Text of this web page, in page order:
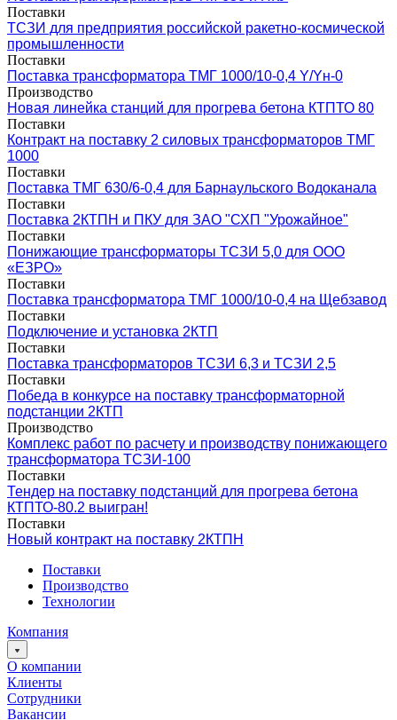
Поставки
ТСЗИ для предприятия российской ракетно-космической
промышленности
Поставки
Поставка трансформатора ТМГ 1000/10-0,4 Y/Yн-0
Производство
Новая линейка станций для прогрева бетона КТПТО 80
Поставки
Контракт на поставку 2 силовых трансформаторов ТМГ
1000
Поставки
Поставка ТМГ 630/6-0,4 для Барнаульского Водоканала
Поставки
Поставка 2КТПН и ПКУ для ЗАО "СХП "Урожайное"
Поставки
Понижающие трансформаторы ТСЗИ 5,0 для ООО
«ЕЗРО»
Поставки
Поставка трансформатора ТМГ 1000/10-0,4 на Щебзавод
Поставки
Подключение и установка 2КТП
Поставки
Поставка трансформаторов ТСЗИ 6,3 и ТСЗИ 2,5
Поставки
Победа в конкурсе на поставку трансформаторной
подстанции 2КТП
Производство
Комплекс работ по расчету и производству понижающего
трансформатора ТСЗИ-100
Поставки
Тендер на поставку подстанций для прогрева бетона
КТПТО-80.2 выигран!
Поставки
Новый контракт на поставку 2КТПН
Поставки
Производство
Технологии
Компания
О компании
Клиенты
Сотрудники
Вакансии